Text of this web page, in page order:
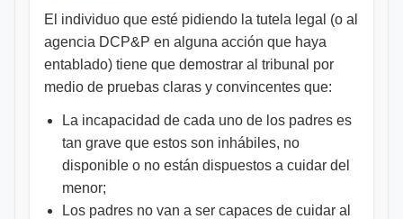
El individuo que esté pidiendo la tutela legal (o al
agencia DCP&P en alguna acción que haya
entablado) tiene que demostrar al tribunal por
medio de pruebas claras y convincentes que:
La incapacidad de cada uno de los padres es
tan grave que estos son inhábiles, no
disponible o no están dispuestos a cuidar del
menor;
Los padres no van a ser capaces de cuidar al